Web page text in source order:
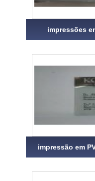
impressões
impressão em